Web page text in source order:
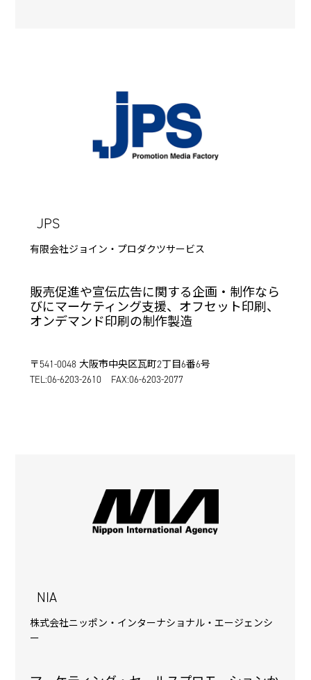
JPS
有限会社ジョイン・プロダクツサービス
販売促進や宣伝広告に関する企画・制作なら
びにマーケティング支援、オフセット印刷、
オンデマンド印刷の制作製造
〒541-0048 大阪市中央区瓦町2丁目6番6号
TEL:06-6203-2610 FAX:06-6203-2077
NIA
株式会社ニッポン・インターナショナル・エージェンシ
ー